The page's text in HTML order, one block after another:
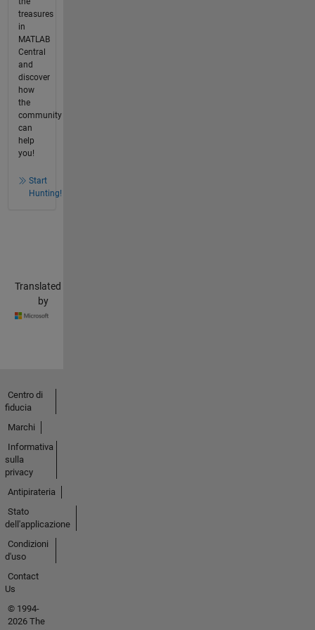
treasures
in
MATLAB
Central
and
discover
how
the
community
can
help
you!
Start
Hunting!
Translated
by
Centro di
fiducia
Marchi
Informativa
sulla
privacy
Antipirateria
Stato
dell'applicazione
Condizioni
d'uso
Contact
Us
© 1994-
2026 The